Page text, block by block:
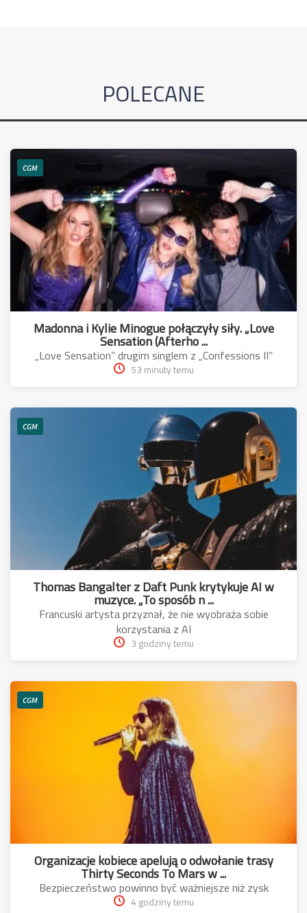
POLECANE
CGM
Madonna i Kylie Minogue połączyły siły. „Love
Sensation (Afterho ...
„Love Sensation” drugim singlem z „Confessions II”
53 minuty temu
CGM
Thomas Bangalter z Daft Punk krytykuje AI w
muzyce. „To sposób n ...
Francuski artysta przyznał, że nie wyobraża sobie
korzystania z AI
3 godziny temu
CGM
Organizacje kobiece apelują o odwołanie trasy
Thirty Seconds To Mars w ...
Bezpieczeństwo powinno być ważniejsze niż zysk
4 godziny temu